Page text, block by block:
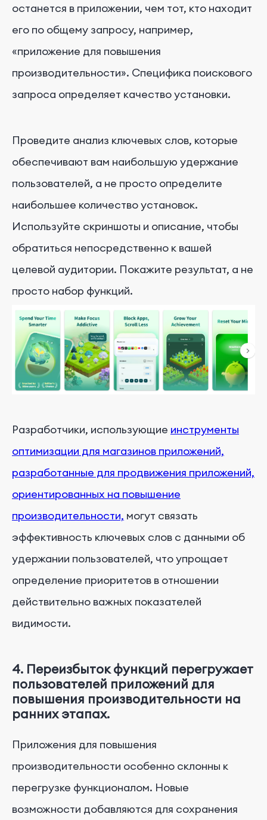
останется в приложении, чем тот, кто находит
его по общему запросу, например,
«приложение для повышения
производительности». Специфика поискового
запроса определяет качество установки.
Проведите анализ ключевых слов, которые
обеспечивают вам наибольшую удержание
пользователей, а не просто определите
наибольшее количество установок.
Используйте скриншоты и описание, чтобы
обратиться непосредственно к вашей
целевой аудитории. Покажите результат, а не
просто набор функций.
Разработчики, использующие инструменты
оптимизации для магазинов приложений,
разработанные для продвижения приложений,
ориентированных на повышение
производительности, могут связать
эффективность ключевых слов с данными об
удержании пользователей, что упрощает
определение приоритетов в отношении
действительно важных показателей
видимости.
4. Переизбыток функций перегружает
пользователей приложений для
повышения производительности на
ранних этапах.
Приложения для повышения
производительности особенно склонны к
перегрузке функционалом. Новые
возможности добавляются для сохранения